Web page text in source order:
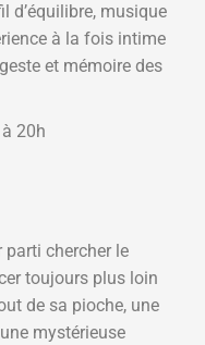
d’équilibre, musique
à la fois intime
et mémoire des
20h
parti chercher le
toujours plus loin
de sa pioche, une
mystérieuse